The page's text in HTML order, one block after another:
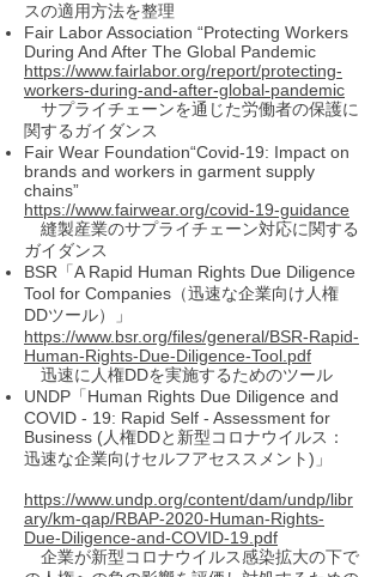
スの適用方法を整理
Fair Labor Association “Protecting Workers
During And After The Global Pandemic
https://www.fairlabor.org/report/protecting-
workers-during-and-after-global-pandemic
サプライチェーンを通じた労働者の保護に
関するガイダンス
Fair Wear Foundation“Covid-19: Impact on
brands and workers in garment supply
chains”
https://www.fairwear.org/covid-19-guidance
縫製産業のサプライチェーン対応に関する
ガイダンス
BSR「A Rapid Human Rights Due Diligence
Tool for Companies（迅速な企業向け人権
DDツール）」
https://www.bsr.org/files/general/BSR-Rapid-
Human-Rights-Due-Diligence-Tool.pdf
迅速に人権DDを実施するためのツール
UNDP「Human Rights Due Diligence and
COVID - 19: Rapid Self - Assessment for
Business (人権DDと新型コロナウイルス：
迅速な企業向けセルフアセススメント)」
https://www.undp.org/content/dam/undp/libr
ary/km-qap/RBAP-2020-Human-Rights-
Due-Diligence-and-COVID-19.pdf
企業が新型コロナウイルス感染拡大の下で